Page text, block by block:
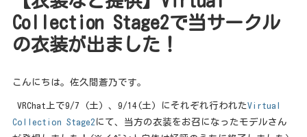
Collection Stage2で当サークル
の衣装が出ました！
こんにちは。佐久間蒼乃です。
VRChat上で9/7 (土) 、 9/14(土) にそれぞれ行われたVirtual
Collection Stage2 にて、当方の衣装をお召になったモデルさん